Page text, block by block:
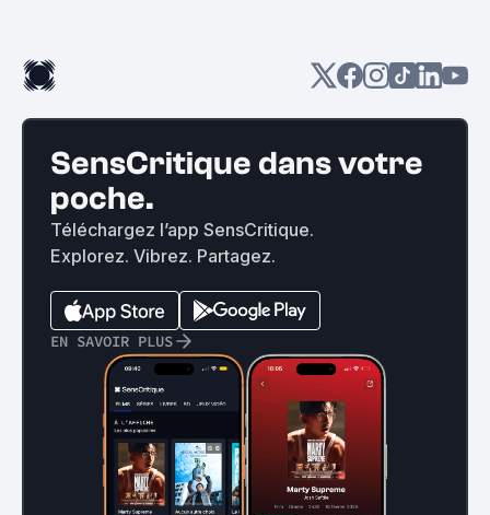
SensCritique dans votre
poche.
Téléchargez l’app SensCritique.
Explorez. Vibrez. Partagez.
EN SAVOIR PLUS